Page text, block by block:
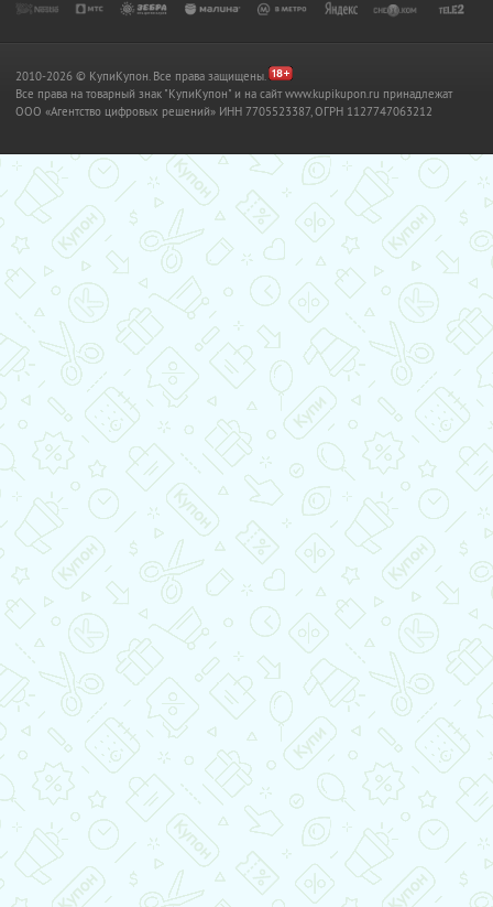
2010-2026 © КупиКупон. Все права защищены.
Все права на товарный знак "КупиКупон" и на сайт www.kupikupon.ru принадлежат
OOO «Агентство цифровых решений» ИНН 7705523387, ОГРН 1127747063212